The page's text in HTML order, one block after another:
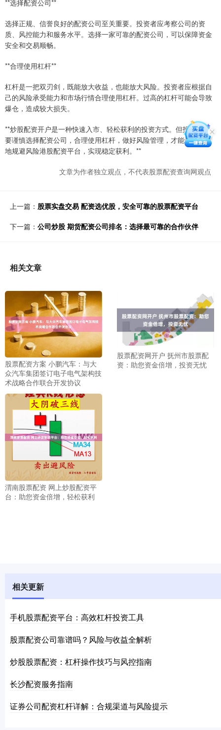
**选择配资公司**
选择正规、信誉良好的配资公司至关重要。投资者应考察公司的资
质、风控能力和服务水平。选择一家可靠的配资公司，可以保障资金
安全和交易顺畅。
**合理使用杠杆**
杠杆是一把双刃剑，既能放大收益，也能放大风险。投资者应根据自
己的风险承受能力和市场行情合理使用杠杆。过高的杠杆可能会导致
爆仓，造成较大损失。
**炒股配资开户是一种快速入市、轻松获利的投资方式。但投资者需
要谨慎选择配资公司，合理使用杠杆，做好风险管理，才能最大限度
地规避风险港股配资平台，实现稳定获利。**
文章为作者独立观点，不代表股票配资查询网观点
上一篇： 股票实盘交易 配资选优股，安全可靠的股票配资平台
下一篇： 公司炒股 期货配资公司排名：选择最可靠的合作伙伴
相关文章
股票配资方案 小鹏汽车：与大
众汽车集团签订电子电气架构技
术战略合作联合开发协议
股票配资网开户 抚州市股票配
资：助您资金倍增，投资无忧
渭南股票配资 网上炒股配资平
台：助您资金倍增，轻松获利
相关更新
手机股票配资平台：高效杠杆投资工具
股票配资公司靠谱吗？风险与收益全解析
炒股股票配资：杠杆操作技巧与风控指南
长沙配资服务指南
证券公司配资杠杆详解：合规渠道与风险提示